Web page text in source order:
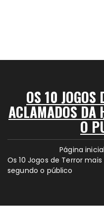
OS 10 JOGOS
ACLAMADOS DA
O
Página inicial
Os 10 Jogos de Terror
segundo o público